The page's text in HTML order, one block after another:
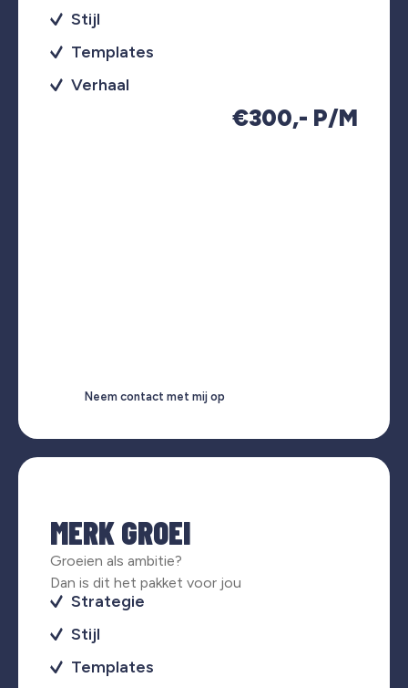
Stijl
Templates
Verhaal
€300,- P/M
Neem contact met mij op
MERK GROEI
Groeien als ambitie?
Dan is dit het pakket voor jou
Strategie
Stijl
Templates